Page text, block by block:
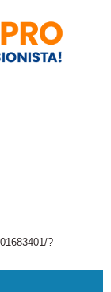
?